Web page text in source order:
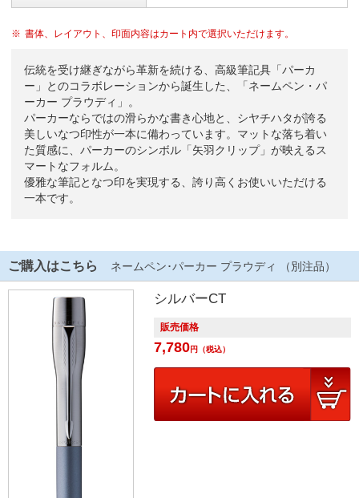
書体、レイアウト、印面内容はカート内で選択いただけます。
伝統を受け継ぎながら革新を続ける、高級筆記具「パーカ
ー」とのコラボレーションから誕生した、「ネームペン・パ
ーカー プラウディ」。
パーカーならではの滑らかな書き心地と、シヤチハタが誇る
美しいなつ印性が一本に備わっています。マットな落ち着い
た質感に、パーカーのシンボル「矢羽クリップ」が映えるス
マートなフォルム。
優雅な筆記となつ印を実現する、誇り高くお使いいただける
一本です。
ご購入はこちら ネームペン･パーカー プラウディ （別注品）
シルバーCT
販売価格
7,780円 （税込）